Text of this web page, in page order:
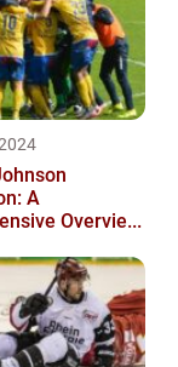
A
Overvie...